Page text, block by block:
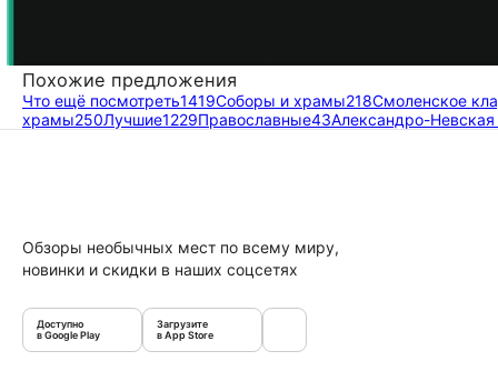
Похожие предложения
Что ещё посмотреть1419Соборы и храмы218Смоленское
храмы250Лучшие1229Православные43Александро-Невская
Обзоры необычных мест по всему миру,
новинки и скидки в наших соцсетях
Доступно
в Google Play
Загрузите
в App Store